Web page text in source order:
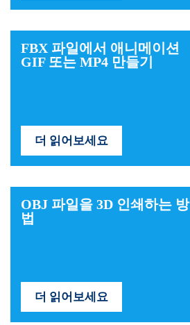
FBX ​​파일에서 애니메이션
GIF 또는 MP4 만들기
더 읽어보세요
OBJ 파일을 3D 인쇄하는 방
법
더 읽어보세요